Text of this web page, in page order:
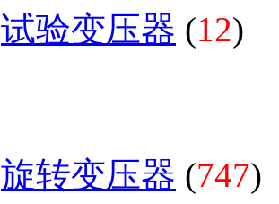
试验变压器 (12)
旋转变压器 (747)